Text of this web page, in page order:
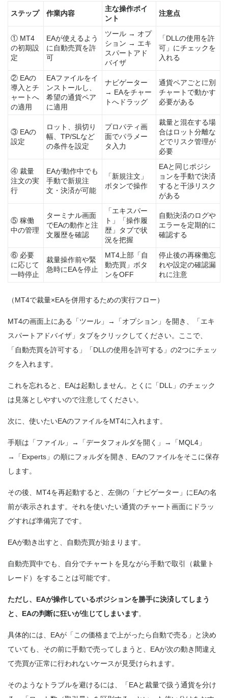
ステップ 作業内容
主な操作ポイ
ント
注意点
① MT4
の初期設
定
EAが使えるよう
に自動売買を許
可
ツール → オプ
ション → エキ
スパートアド
バイザ
「DLLの使用を許
可」にチェックを
入れる
② EAの
導入とチ
ャートへ
の適用
EAファイルをイ
ンストールし、
希望の通貨ペア
に適用
ナビゲーター
→ EAをチャー
トへドラッグ
通貨ペアごとに別
チャートで動かす
必要がある
③ EAの
設定
ロット、損切り
幅、TP/SLなど
の条件を設定
プロパティ画
面でパラメー
タ入力
裁量と混在する場
合はロット分離な
どでリスク管理が
必要
④ 裁量
注文の実
行
EAが動作中でも
手動で新規注
文・決済が可能
「新規注文」
ボタンで操作
EAと同じポジシ
ョンを手動で決済
すると干渉リスク
がある
⑤ 稼働
中の管理
ターミナル画面
でEAの動作と注
文履歴を確認
「エキスパー
ト」「操作履
歴」タブで状
況を把握
自動決済のログや
エラーを定期的に
確認する
⑥ 必要
に応じて
一時停止
裁量操作前や緊
急時にEAを停止
MT4上部「自
動売買」ボタ
ンをOFF
停止後の再稼働忘
れや設定の確認漏
れに注意
（MT4で裁量×EAを併用するための実行フロー）
MT4の画面上にある「ツール」→「オプション」を開き、「エキ
スパートアドバイザ」タブをクリックしてください。ここで、
「自動売買を許可する」「DLLの使用を許可する」の2つにチェッ
クを入れます。
これを忘れると、EAは起動しません。とくに「DLL」のチェック
は見落としやすいので注意してください。
次に、使いたいEAのファイルをMT4に入れます。
手順は「ファイル」→「データフォルダを開く」→「MQL4」
→「Experts」の順にフォルダを開き、EAのファイルをそこに保存
します。
その後、MT4を再起動すると、左側の「ナビゲーター」にEAの名
前が表示されます。それを使いたい通貨のチャート画面にドラッ
グすれば準備完了です。
EAが動き出すと、自動売買が始まります。
自動売買中でも、自分でチャートを見ながら手動で取引（裁量ト
レード）をすることは可能です。
ただし、EAが操作しているポジションを勝手に決済してしまう
と、EAの判断に狂いが生じてしまいます。
具体的には、EAが「この価格まで上がったら自動で売る」と決め
ていても、その前に手動で売ってしまうと、EAが次の動き間違え
て売買が正常に行われないケースが見受けられます。
そのようなトラブルを避けるには、「EAと裁量で扱う通貨を分け